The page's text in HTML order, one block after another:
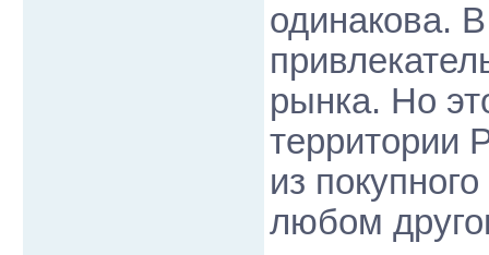
одинакова.
рынка. Но
территории
из
любом